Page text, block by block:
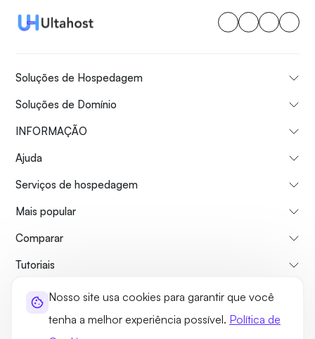
Nosso site usa cookies para garantir que você
tenha a melhor experiência possível. Política de
Soluções de Hospedagem
Soluções de Domínio
INFORMAÇÃO
Ajuda
Serviços de hospedagem
Mais popular
Comparar
Tutoriais
Sobre nós
Política de PrivacidadeJurídicoMapa do site